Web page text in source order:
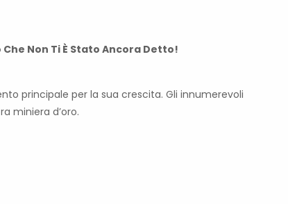
Non Ti È Stato Ancora Detto!
principale per la sua crescita. Gli innumerevoli
miniera d’oro.